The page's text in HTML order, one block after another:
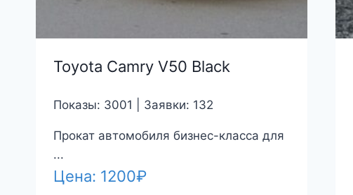
Toyota Camry V50 Black
Показы: 3001 | Заявки: 132
Прокат автомобиля бизнес-класса для
...
Цена: 1200₽